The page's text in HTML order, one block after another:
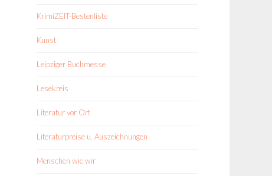
KrimiZEIT-Bestenliste
Kunst
Leipziger Buchmesse
Lesekreis
Literatur vor Ort
Literaturpreise u. Auszeichnungen
Menschen wie wir